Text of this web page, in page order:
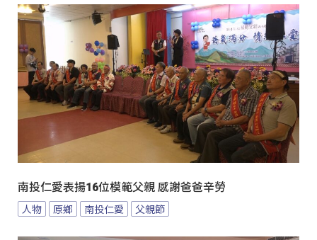
南投仁愛表揚16位模範父親 感謝爸爸辛勞
人物 原鄉 南投仁愛 父親節